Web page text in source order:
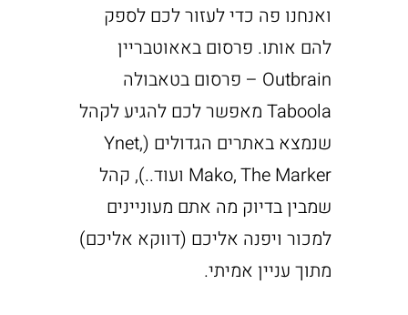
ואנחנו פה כדי לעזור לכם לספק
להם אותו. פרסום באאוטבריין
Outbrain – פרסום בטאבולה
Taboola מאפשר לכם להגיע לקהל
שנמצא באתרים הגדולים (Ynet,
Mako, The Marker ועוד..), קהל
שמבין בדיוק מה אתם מעוניינים
למכור ויפנה אליכם (דווקא אליכם)
מתוך עניין אמיתי.